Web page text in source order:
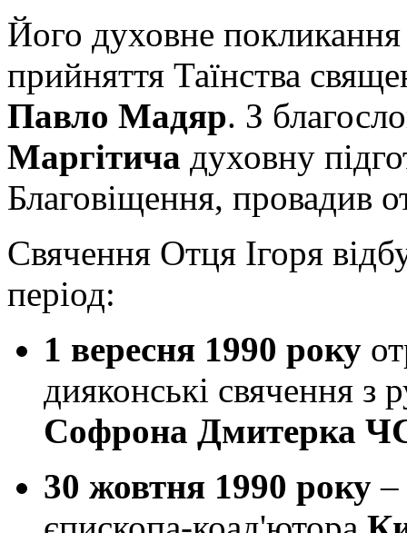
Його духовне покликання
прийняття Таїнства
Павло Мадяр. З
Маргітича духовну
Благовіщення, провадив
Свячення Отця Ігоря
період:
1 вересня 1990 року
дияконські свячення з
Софрона Дмитерка
30 жовтня 1990 року –